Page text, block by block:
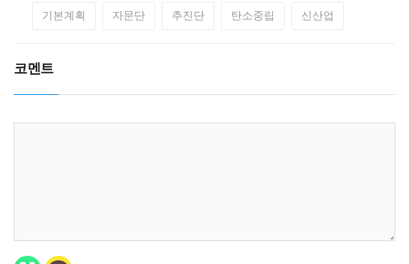
기본계획 자문단 추진단 탄소중립 신산업
코멘트